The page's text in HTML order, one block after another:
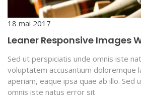
18 mai 2017
Leaner Responsive Images
Sed ut perspiciatis unde omnis iste
voluptatem accusantium doloremque
aperiam, eaque ipsa quae ab illo. Sed
omnis iste natus error sit